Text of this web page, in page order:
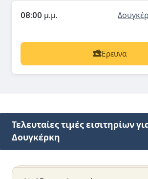
08:00 μ.μ.
Ερευνα
Τελευταίες τιμές εισιτηρίων
Δουγκέρκη